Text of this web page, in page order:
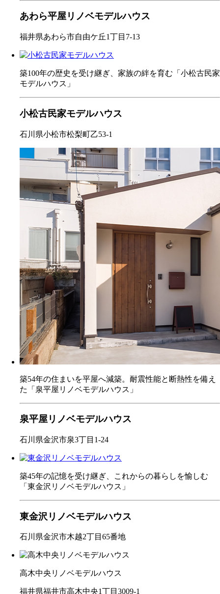
あわら平屋リノベモデルハウス
福井県あわら市自由ケ丘1丁目7-13
築100年の歴史を受け継ぎ、家族の絆を育む「小松古民家
モデルハウス」
小松古民家モデルハウス
石川県小松市松梨町乙53-1
築54年の住まいを平屋へ減築。耐震性能と断熱性を備え
た「泉平屋リノベモデルハウス」
泉平屋リノベモデルハウス
石川県金沢市泉3丁目1-24
築45年の記憶を受け継ぎ、これからの暮らしを愉しむ
「東金沢リノベモデルハウス」
東金沢リノベモデルハウス
石川県金沢市木越2丁目65番地
高木中央リノベモデルハウス
福井県福井市高木中央1丁目3009-1